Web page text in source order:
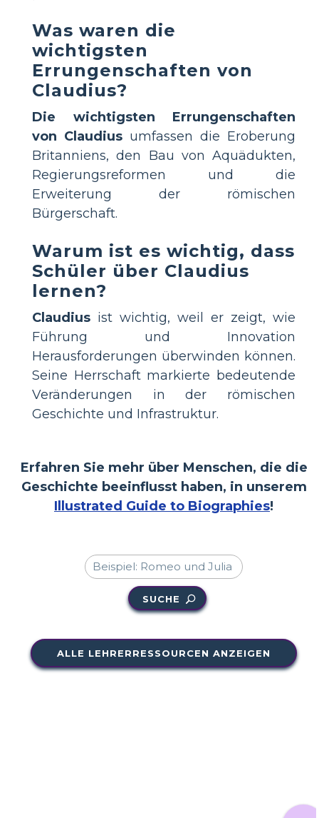
Was waren die
wichtigsten
Errungenschaften von
Claudius?
Die wichtigsten Errungenschaften
von Claudius umfassen die Eroberung
Britanniens, den Bau von Aquädukten,
Regierungsreformen und die
Erweiterung der römischen
Bürgerschaft.
Warum ist es wichtig, dass
Schüler über Claudius
lernen?
Claudius ist wichtig, weil er zeigt, wie
Führung und Innovation
Herausforderungen überwinden können.
Seine Herrschaft markierte bedeutende
Veränderungen in der römischen
Geschichte und Infrastruktur.
Erfahren Sie mehr über Menschen, die die
Geschichte beeinflusst haben, in unserem
Illustrated Guide to Biographies!
SUCHE
ALLE LEHRERRESSOURCEN ANZEIGEN